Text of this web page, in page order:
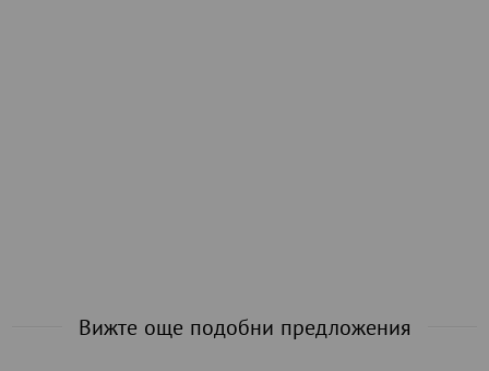
Вижте още подобни предложения